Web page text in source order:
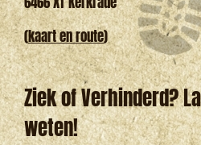
(kaart en route)
Ziek of Verhinderd?
weten!